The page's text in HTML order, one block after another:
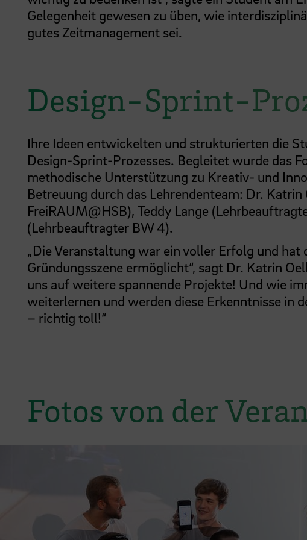
Gelegenheit gewesen zu üben, wie
gutes Zeitmanagement sei.
Design-Sprint-
Ihre Ideen entwickelten und strukturierten die
Design-Sprint-Prozesses. Begleitet wurde das
methodische Unterstützung zu Kreativ- und
Betreuung durch das Lehrendenteam: Dr.
FreiRAUM@HSB), Teddy Lange
(Lehrbeauftragter BW 4).
„Die Veranstaltung war ein voller Erfolg und
Gründungsszene ermöglicht“, sagt Dr. Katrin
uns auf weitere spannende Projekte! Und wie
weiterlernen und werden diese Erkenntnisse in
– richtig toll!“
Fotos von der